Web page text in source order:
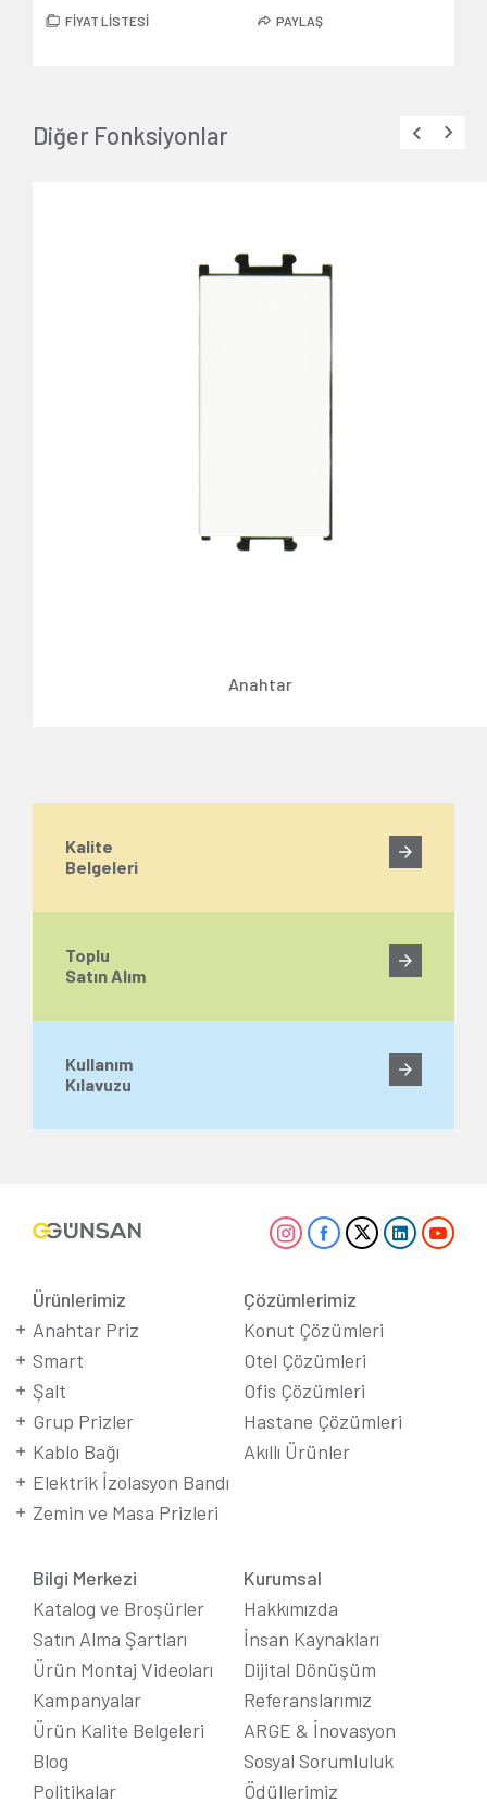
FİYAT LİSTESİ PAYLAŞ
Diğer Fonksiyonlar
Anahtar
Kalite
Belgeleri
Toplu
Satın Alım
Kullanım
Kılavuzu
Ürünlerimiz
Anahtar Priz
Smart
Şalt
Grup Prizler
Kablo Bağı
Elektrik İzolasyon Bandı
Zemin ve Masa Prizleri
Çözümlerimiz
Konut Çözümleri
Otel Çözümleri
Ofis Çözümleri
Hastane Çözümleri
Akıllı Ürünler
Bilgi Merkezi
Katalog ve Broşürler
Satın Alma Şartları
Ürün Montaj Videoları
Kampanyalar
Ürün Kalite Belgeleri
Blog
Politikalar
Kurumsal
Hakkımızda
İnsan Kaynakları
Dijital Dönüşüm
Referanslarımız
ARGE & İnovasyon
Sosyal Sorumluluk
Ödüllerimiz